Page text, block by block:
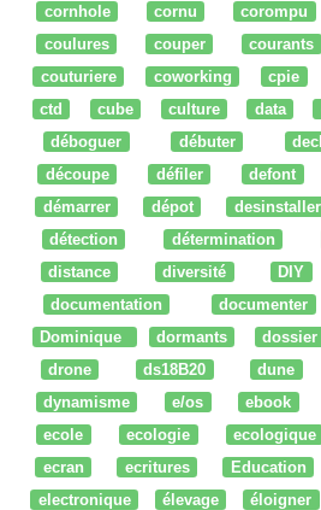
cornhole
cornu corompu
coulures
couper courants
couturiere
coworking cpie
ctd
cube culture data
déboguer
débuter
découpe
défiler defont
démarrer
dépot desinstaller
détection
détermination
distance
diversité DIY
documentation
documenter
Dominique
dormants dossier
drone
ds18B20 dune
dynamisme
e/os ebook
ecole
ecologie ecologique
ecran
ecritures Education
electronique
élevage éloigner